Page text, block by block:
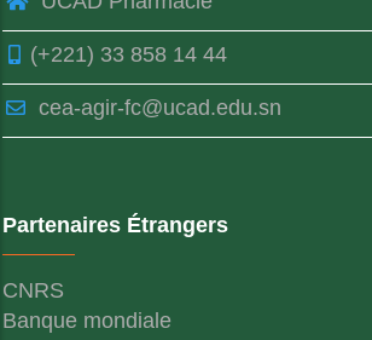
(+221) 33 858 14 44
cea-agir-fc@ucad.edu.sn
Partenaires Étrangers
CNRS
Banque mondiale